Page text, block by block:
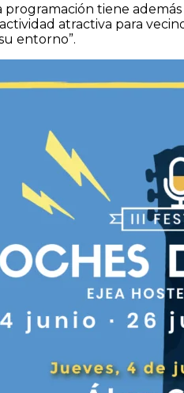
programación tiene
atractiva para
entorno”.